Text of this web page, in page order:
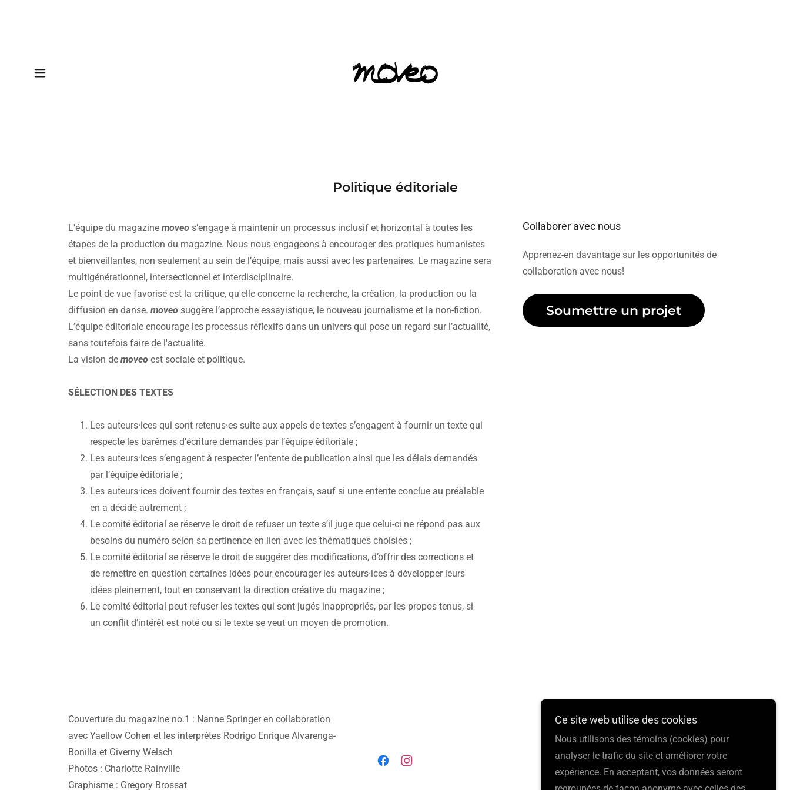
Politique éditoriale
L’équipe du magazine moveo s’engage à maintenir un processus inclusif et horizontal à toutes les
étapes de la production du magazine. Nous nous engageons à encourager des pratiques humanistes
et bienveillantes, non seulement au sein de l’équipe, mais aussi avec les partenaires. Le magazine sera
multigénérationnel, intersectionnel et interdisciplinaire.
Le point de vue favorisé est la critique, qu'elle concerne la recherche, la création, la production ou la
diffusion en danse. moveo suggère l’approche essayistique, le nouveau journalisme et la non-fiction.
L’équipe éditoriale encourage les processus réflexifs dans un univers qui pose un regard sur l’actualité,
sans toutefois faire de l'actualité.
La vision de moveo est sociale et politique.
SÉLECTION DES TEXTES
Les auteurs·ices qui sont retenus·es suite aux appels de textes s’engagent à fournir un texte qui
respecte les barèmes d’écriture demandés par l’équipe éditoriale ;
Les auteurs·ices s’engagent à respecter l’entente de publication ainsi que les délais demandés
par l’équipe éditoriale ;
Les auteurs·ices doivent fournir des textes en français, sauf si une entente conclue au préalable
en a décidé autrement ;
Le comité éditorial se réserve le droit de refuser un texte s’il juge que celui-ci ne répond pas aux
besoins du numéro selon sa pertinence en lien avec les thématiques choisies ;
Le comité éditorial se réserve le droit de suggérer des modifications, d’offrir des corrections et
de remettre en question certaines idées pour encourager les auteurs·ices à développer leurs
idées pleinement, tout en conservant la direction créative du magazine ;
Le comité éditorial peut refuser les textes qui sont jugés inappropriés, par les propos tenus, si
un conflit d’intérêt est noté ou si le texte se veut un moyen de promotion.
Collaborer avec nous
Apprenez-en davantage sur les opportunités de
collaboration avec nous!
Soumettre un projet
Couverture du magazine no.1 : Nanne Springer en collaboration
avec Yaellow Cohen et les interprètes Rodrigo Enrique Alvarenga-
Bonilla et Giverny Welsch
Photos : Charlotte Rainville
Graphisme : Gregory Brossat
Powered by
Ce site web utilise des cookies
Nous utilisons des témoins (cookies) pour
analyser le trafic du site et améliorer votre
expérience. En acceptant, vos données seront